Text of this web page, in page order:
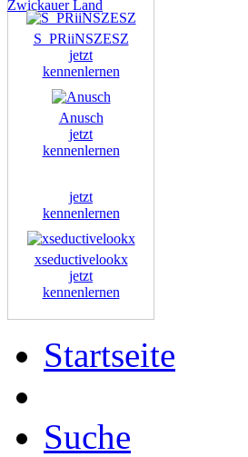
Zwickauer Land
S_PRiiNSZESZ
jetzt
kennenlernen
Anusch
jetzt
kennenlernen
jetzt
kennenlernen
xseductivelookx
jetzt
kennenlernen
Startseite
Suche